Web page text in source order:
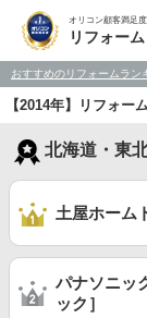
オリコン顧客満足
リフォーム
おすすめのリフォームラン
【2014年】リフォー
北海道・東
土屋ホーム
パナソニッ
ック］